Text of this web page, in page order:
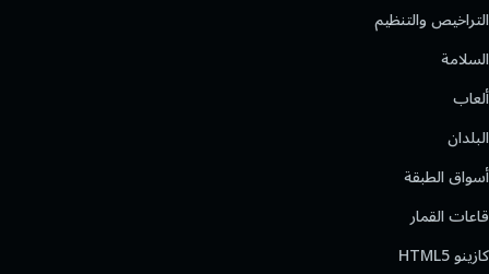
التراخيص والتنظيم
السلامة
ألعاب
البلدان
أسواق الطبقة
قاعات القمار
كازينو HTML5